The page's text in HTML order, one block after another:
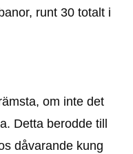
runt 30 totalt i
om inte det
Detta berodde till
dåvarande kung